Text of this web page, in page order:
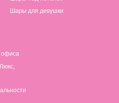
Шары для девушки
офиса